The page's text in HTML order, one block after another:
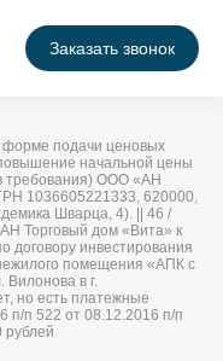
Заказать звонок
форме подачи ценовых
начальной цены
требования) ООО «АН
1036605221333, 620000,
Шварца, 4). || 46 /
Торговый дом «Вита» к
договору инвестирования
помещения «АПК с
Вилонова в г.
но есть платежные
п/п 522 от 08.12.2016 п/п
рублей